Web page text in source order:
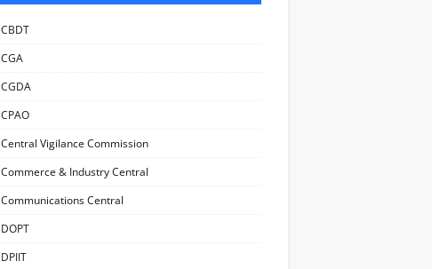
CBDT
CGA
CGDA
CPAO
Central Vigilance Commission
Commerce & Industry Central
Communications Central
DOPT
DPIIT